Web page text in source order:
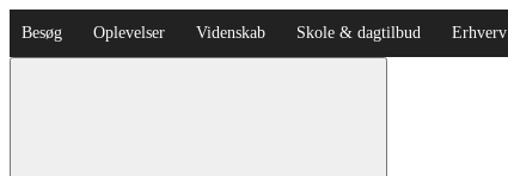
Besøg Oplevelser Videnskab Skole & dagtilbud Erhverv